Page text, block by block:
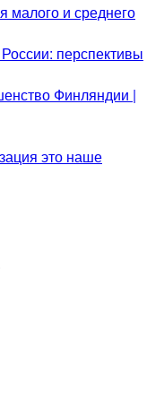
малого и среднего
перспективы
Финляндии |
это наше